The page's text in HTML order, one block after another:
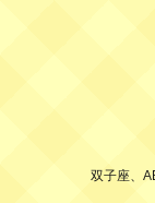
双子座、